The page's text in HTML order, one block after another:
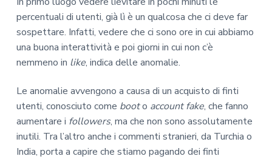
percentuali di utenti, già lì è un qualcosa che ci deve far
sospettare. Infatti, vedere che ci sono ore in cui abbiamo
una buona interattività e poi giorni in cui non c’è
nemmeno in like, indica delle anomalie.
Le anomalie avvengono a causa di un acquisto di finti
utenti, conosciuto come booto account fake, che fanno
aumentare i followers, ma che non sono assolutamente
inutili. Tra l’altro anche i commenti stranieri, da Turchia o
India, porta a capire che stiamo pagando dei finti